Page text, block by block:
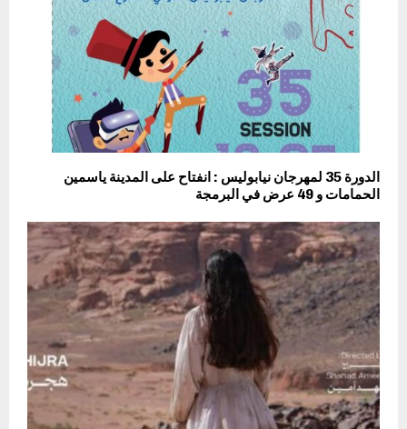
الدورة 35 لمهرجان نيابوليس : انفتاح على المدينة ياسمين
الحمامات و 49 عرض في البرمجة